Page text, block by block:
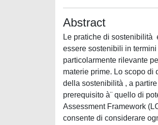
Abstract
Le pratiche di sostenibilità
essere sostenibili in
particolarmente rilevante
materie prime. Lo scopo di
della sostenibilità , a
prerequisito à¨ quello di
Assessment Framework
consente di considerare